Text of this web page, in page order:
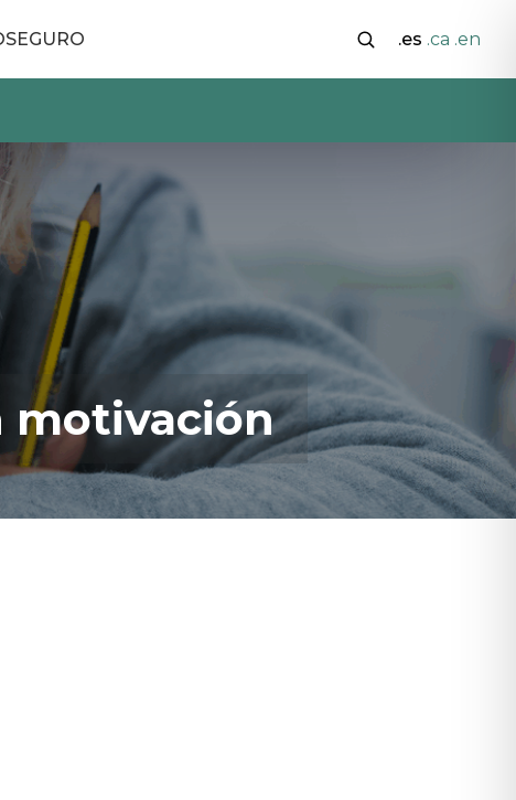
.es .ca .en
motivación